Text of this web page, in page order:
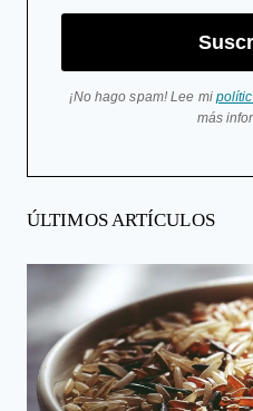
¡No hago spam! Lee mi
más
ÚLTIMOS ARTÍCULOS